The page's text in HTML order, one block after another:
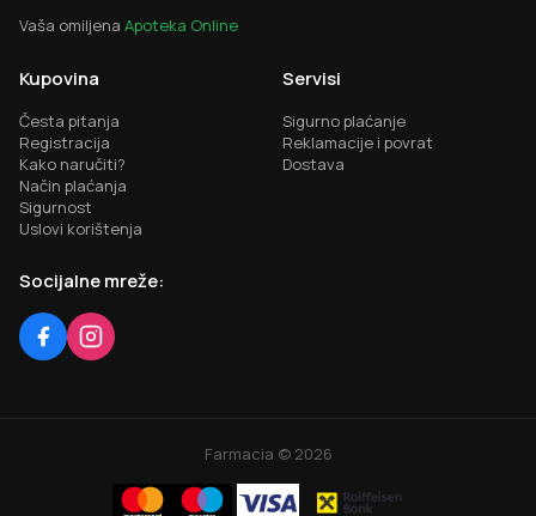
Vaša omiljena Apoteka Online
Kupovina
Česta pitanja
Registracija
Kako naručiti?
Način plaćanja
Sigurnost
Uslovi korištenja
Servisi
Sigurno plaćanje
Reklamacije i povrat
Dostava
Socijalne mreže:
Farmacia © 2026